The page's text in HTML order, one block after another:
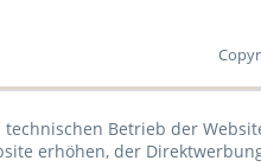
Betrieb der
erhöhen, der